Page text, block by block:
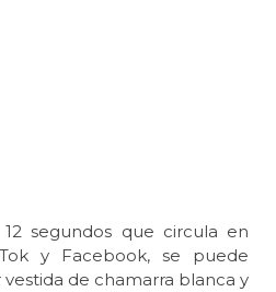
segundos que circula en
y Facebook, se puede
de chamarra blanca y